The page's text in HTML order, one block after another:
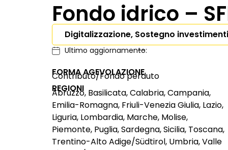
Fondo idrico –
Digitalizzazione, Sostegno investimenti
Ultimo aggiornamento:
--
FORMA AGEVOLAZIONE
Contributo/Fondo perduto
REGIONI
Abruzzo, Basilicata, Calabria, Campania,
Emilia-Romagna, Friuli-Venezia Giulia, Lazio,
Liguria, Lombardia, Marche, Molise,
Piemonte, Puglia, Sardegna, Sicilia, Toscana,
Trentino-Alto Adige/Südtirol, Umbria, Valle